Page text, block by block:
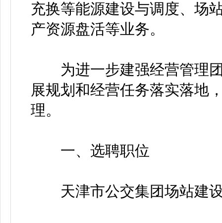
充换等能源建设与调度、场
产资源盘活等业务。
为进一步建强经营管理团
展规划和经营任务落实落地
理。
一、选聘职位
天津市公交集团场站建设